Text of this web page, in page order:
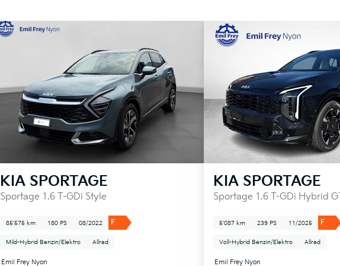
KIA SPORTAGE
Sportage 1.6 T-GDi Style
85'575 km 180 PS 08/2022 F
Mild-Hybrid Benzin/Elektro Allrad
Emil Frey Nyon
KIA SPORTAGE
Sportage 1.6 T-GDi Hybrid
5'087 km 239 PS 11/2025 F
Voll-Hybrid Benzin/Elektro Allrad
Emil Frey Nyon